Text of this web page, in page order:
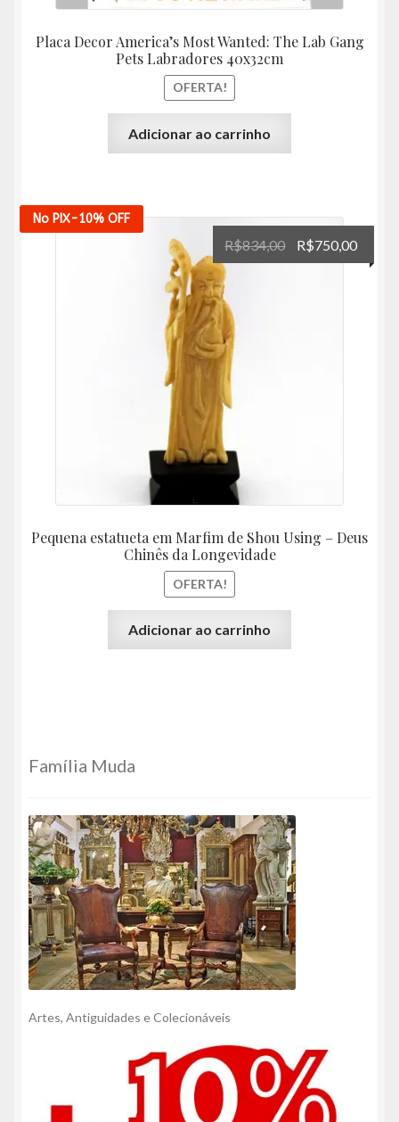
Placa Decor America’s Most Wanted: The Lab Gang
Pets Labradores 40x32cm
OFERTA!
Adicionar ao carrinho
No PIX-10% OFF
Pequena estatueta em Marfim de Shou Using – Deus
Chinês da Longevidade
OFERTA!
R$834,00
O
preço
R$750,00O
preço
Adicionar ao carrinho
Família Muda
Artes, Antiguidades e Colecionáveis